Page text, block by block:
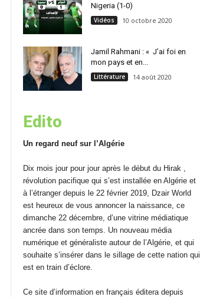
Nigeria (1-0)
Vidéos 10 octobre 2020
Jamil Rahmani : « J’ai foi en
mon pays et en...
Littérature 14 août 2020
Edito
Un regard neuf sur l’Algérie
Dix mois jour pour jour après le début du Hirak ,
révolution pacifique qui s’est installée en Algérie et
à l’étranger depuis le 22 février 2019, Dzair World
est heureux de vous annoncer la naissance, ce
dimanche 22 décembre, d’une vitrine médiatique
ancrée dans son temps. Un nouveau média
numérique et généraliste autour de l’Algérie, et qui
souhaite s’insérer dans le sillage de cette nation qui
est en train d’éclore.
Ce site d’information en français éditera depuis